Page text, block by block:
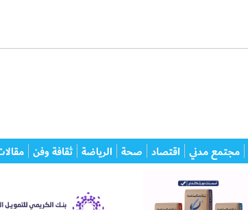
مجتمع مدني اقتصاد صحة الرياضة ثقافة وفن